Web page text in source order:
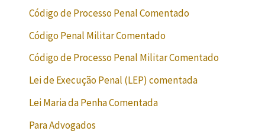
Código de Processo Penal Comentado
Código Penal Militar Comentado
Código de Processo Penal Militar Comentado
Lei de Execução Penal (LEP) comentada
Lei Maria da Penha Comentada
Para Advogados